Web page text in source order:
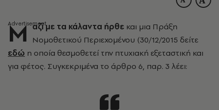
Μ αζί με τα κάλαντα ήρθε και μια Πράξη
Νομοθετικού Περιεχομένου (30/12/2015 δείτε
εδώ η οποία θεσμοθετεί την πτυχιακή εξεταστική και
για φέτος. Συγκεκριμένα το άρθρο 6, παρ. 3 λέει: